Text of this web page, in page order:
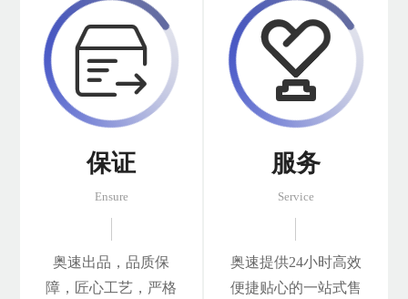

保证
Ensure
奥速出品，品质保
障，匠心工艺，严格

服务
Service
奥速提供24小时高效
便捷贴心的一站式售